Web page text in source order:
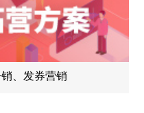
、发券营销